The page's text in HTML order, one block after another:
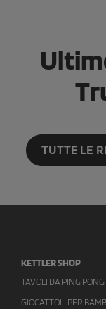
TUTTE LE
KETTLER SHOP
TAVOLI DA PING PONG
GIOCATTOLI PER